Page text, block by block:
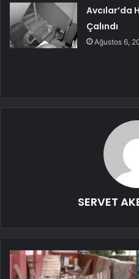
Avcılar’da
Çalındı
Ağustos 6,
SERVET